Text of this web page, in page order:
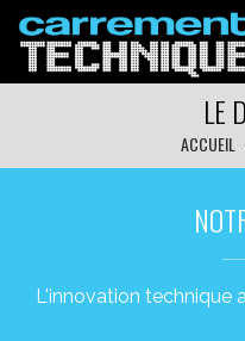
LE
ACCUEIL
L'innovation technique